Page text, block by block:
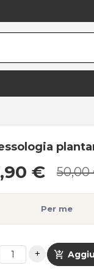
€ 50,00
Per me
shopping_cart_checkout